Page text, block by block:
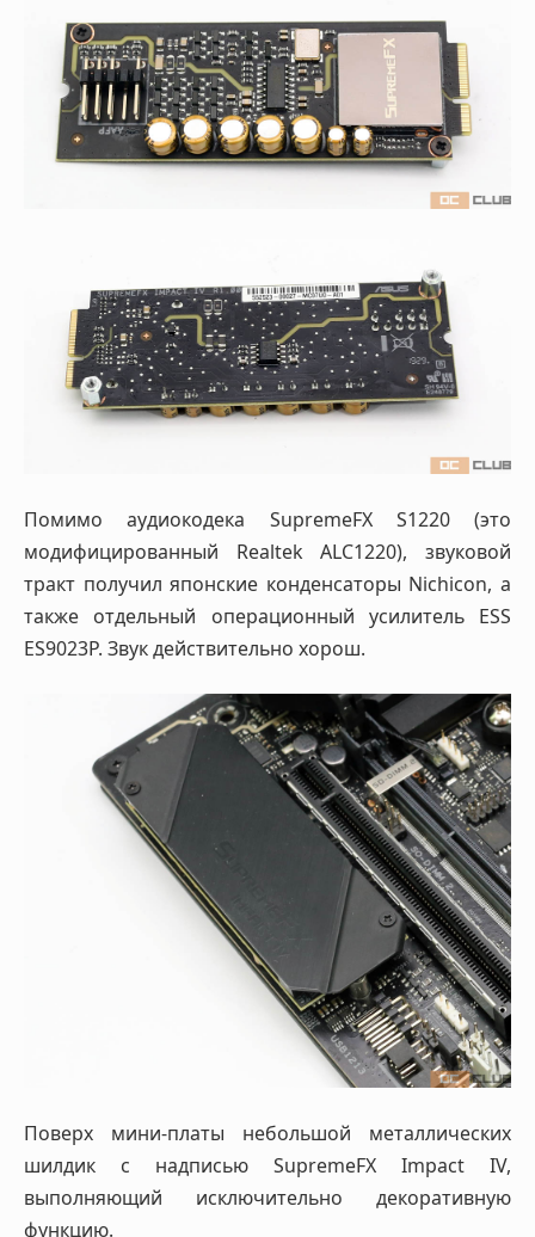
Помимо аудиокодека SupremeFX S1220 (это
модифицированный Realtek ALC1220), звуковой
тракт получил японские конденсаторы Nichicon, а
также отдельный операционный усилитель ESS
ES9023P. Звук действительно хорош.
Поверх мини-платы небольшой металлических
шилдик с надписью SupremeFX Impact IV,
выполняющий исключительно декоративную
функцию.